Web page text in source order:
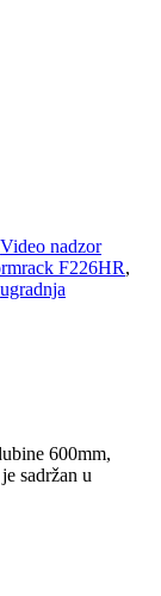
Video nadzor
F226HR,
ugradnja
600mm,
sadržan u